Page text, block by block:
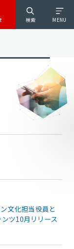
検索 MENU
文化担当役員と
ツ10月リリース